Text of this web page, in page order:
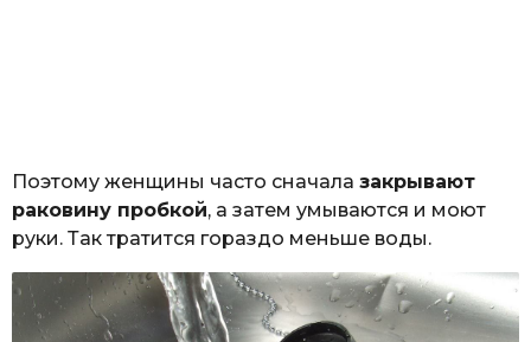
Поэтому женщины часто сначала закрывают
раковину пробкой, а затем умываются и моют
руки. Так тратится гораздо меньше воды.